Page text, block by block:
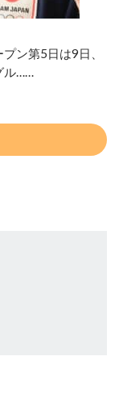
ン第5日は9日、
ル……